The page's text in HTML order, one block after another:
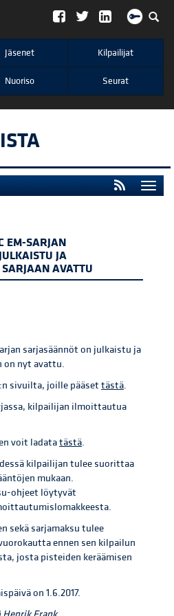
Jäsenet Kilpailijat
Nuoriso Seurat
EM-SARJAN
JA
AVATTU
sarjasäännöt on julkaistu ja
on nyt avattu.
sivuilta, joille pääset tästä.
kilpailijan ilmoittautua
voit ladatatästä.
kilpailijan tulee suorittaa
mukaan.
ohjeet löytyvät
sekä sarjamaksu tulee
ennen sen kilpailun
josta pisteiden keräämisen
on 1.6.2017.